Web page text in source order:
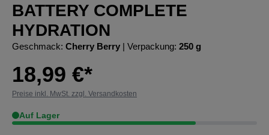
BATTERY COMPLETE
HYDRATION
Geschmack: Cherry Berry | Verpackung: 250 g
18,99 €*
Preise inkl. MwSt. zzgl. Versandkosten
Auf Lager